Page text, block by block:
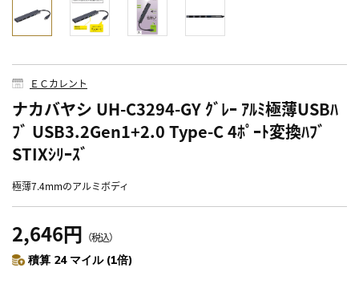
ＥＣカレント
ナカバヤシ UH-C3294-GY ｸﾞﾚｰ ｱﾙﾐ極薄USBﾊ
ﾌﾞ USB3.2Gen1+2.0 Type-C 4ﾎﾟｰﾄ変換ﾊﾌﾞ
STIXｼﾘｰｽﾞ
極薄7.4mmのアルミボディ
2,646円 （税込）
積算 24 マイル (1倍)